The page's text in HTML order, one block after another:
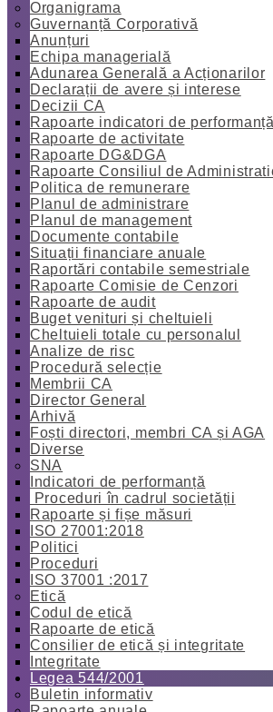
Organigrama
Guvernanță Corporativă
Anunțuri
Echipa managerială
Adunarea Generală a Acționarilor
Declarații de avere și interese
Decizii CA
Rapoarte indicatori de performanță
Rapoarte de activitate
Rapoarte DG&DGA
Rapoarte Consiliul de
Politica de remunerare
Planul de administrare
Planul de management
Documente contabile
Situații financiare anuale
Raportări contabile semestriale
Rapoarte Comisie de Cenzori
Rapoarte de audit
Buget venituri și cheltuieli
Cheltuieli totale cu personalul
Analize de risc
Procedură selecție
Membrii CA
Director General
Arhivă
Foști directori, membri CA și AGA
Diverse
SNA
Indicatori de performanță
Proceduri în cadrul societății
Rapoarte și fișe măsuri
ISO 27001:2018
Politici
Proceduri
ISO 37001 :2017
Etică
Codul de etică
Rapoarte de etică
Consilier de etică și integritate
Integritate
Legea 544/2001
Buletin informativ